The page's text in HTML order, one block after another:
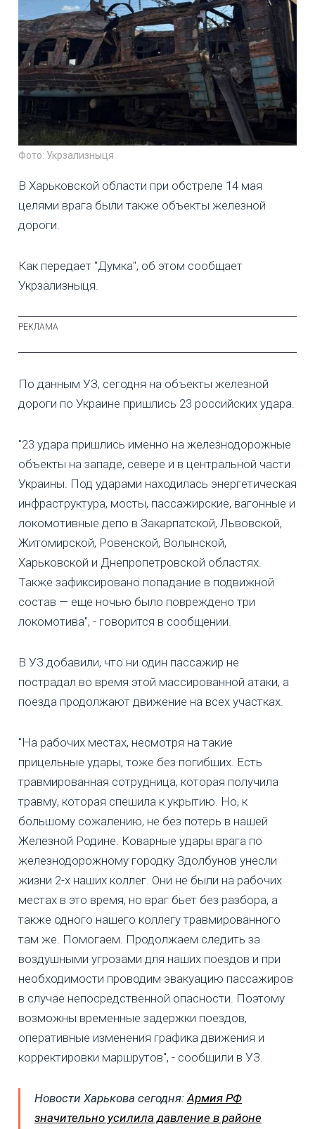
Фото: Укрзализныця
В Харьковской области при обстреле 14 мая
целями врага были также объекты железной
дороги.
Как передает "Думка", об этом сообщает
Укрзализныця.
По данным УЗ, сегодня на объекты железной
дороги по Украине пришлись 23 российских удара.
"23 удара пришлись именно на железнодорожные
объекты на западе, севере и в центральной части
Украины. Под ударами находилась энергетическая
инфраструктура, мосты, пассажирские, вагонные и
локомотивные депо в Закарпатской, Львовской,
Житомирской, Ровенской, Волынской,
Харьковской и Днепропетровской областях.
Также зафиксировано попадание в подвижной
состав — еще ночью было повреждено три
локомотива", - говорится в сообщении.
В УЗ добавили, что ни один пассажир не
пострадал во время этой массированной атаки, а
поезда продолжают движение на всех участках.
"На рабочих местах, несмотря на такие
прицельные удары, тоже без погибших. Есть
травмированная сотрудница, которая получила
травму, которая спешила к укрытию. Но, к
большому сожалению, не без потерь в нашей
Железной Родине. Коварные удары врага по
железнодорожному городку Здолбунов унесли
жизни 2-х наших коллег. Они не были на рабочих
местах в это время, но враг бьет без разбора, а
также одного нашего коллегу травмированного
там же. Помогаем. Продолжаем следить за
воздушными угрозами для наших поездов и при
необходимости проводим эвакуацию пассажиров
в случае непосредственной опасности. Поэтому
возможны временные задержки поездов,
оперативные изменения графика движения и
корректировки маршрутов", - сообщили в УЗ.
Новости Харькова сегодня: Армия РФ
значительно усилила давление в районе